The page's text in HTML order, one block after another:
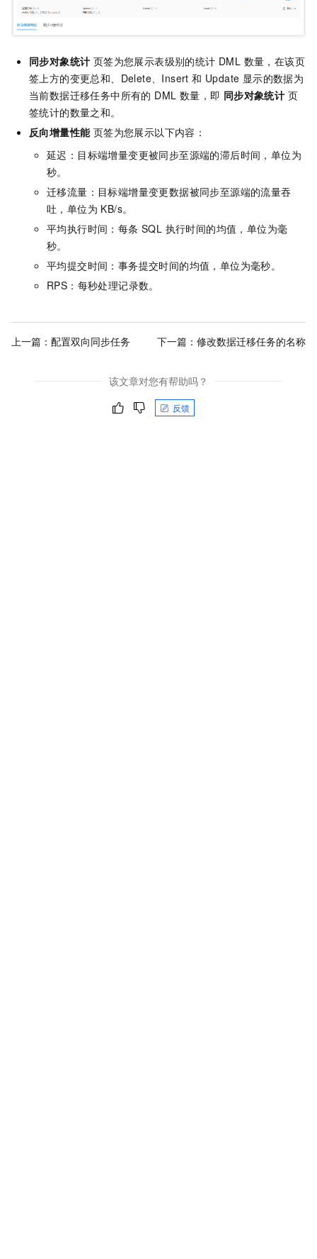
同步对象统计 页签为您展示表级别的统计 DML 数量，在该页
签上方的变更总和、Delete、Insert 和 Update 显示的数据为
当前数据迁移任务中所有的 DML 数量，即 同步对象统计 页
签统计的数量之和。
反向增量性能页签为您展示以下内容：
延迟：目标端增量变更被同步至源端的滞后时间，单位为
秒。
迁移流量：目标端增量变更数据被同步至源端的流量吞
吐，单位为 KB/s。
平均执行时间：每条 SQL 执行时间的均值，单位为毫
秒。
平均提交时间：事务提交时间的均值，单位为毫秒。
RPS：每秒处理记录数。
上一篇： 配置双向同步任务 下一篇： 修改数据迁移任务的名称
该文章对您有帮助吗？
反馈